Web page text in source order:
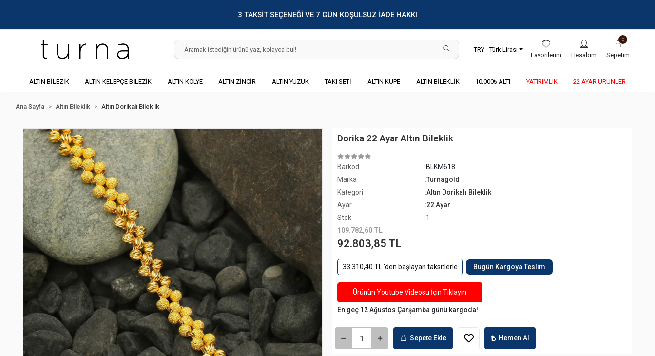
3 TAKSİT SEÇENEĞİ VE 7 GÜN KOŞULSUZ İADE HAKKI
TRY - Türk Lirası
Favorilerim Hesabım
0
Sepetim
ALTIN BİLEZİK ALTIN KELEPÇE BİLEZİK ALTIN KOLYE ALTIN ZİNCİR ALTIN YÜZÜK TAKI SETİ ALTIN KÜPE ALTIN BİLEKLİK 10.000₺ ALTI YATIRIMLIK 22 AYAR ÜRÜNLER
Ana Sayfa Altın Bileklik Altın Dorikalı Bileklik
Dorika 22 Ayar Altın Bileklik
Barkod
:BLKM618
Marka
:Turnagold
Kategori
:Altın Dorikalı Bileklik
Ayar
:22 Ayar
Stok
:1
109.782,60 TL
92.803,85 TL
33.310,40 TL 'den başlayan taksitlerle Bugün Kargoya Teslim
Ürünün Youtube Videosu İçin Tıklayın
En geç 12 Ağustos Çarşamba günü kargoda!
Sepete Ekle Hemen Al